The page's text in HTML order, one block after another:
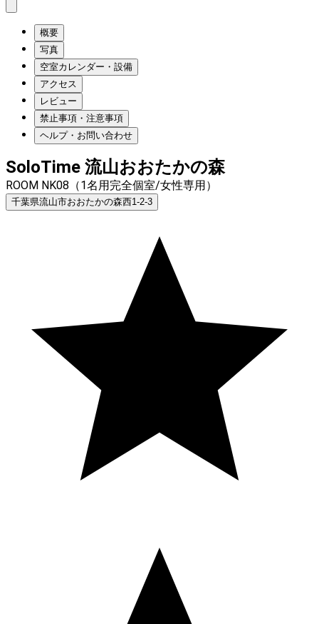
概要
写真
空室カレンダー・設備
アクセス
レビュー
禁止事項・注意事項
ヘルプ・お問い合わせ
SoloTime 流山おおたかの森
ROOM NK08（1名用完全個室/女性専用）
千葉県流山市おおたかの森西1-2-3